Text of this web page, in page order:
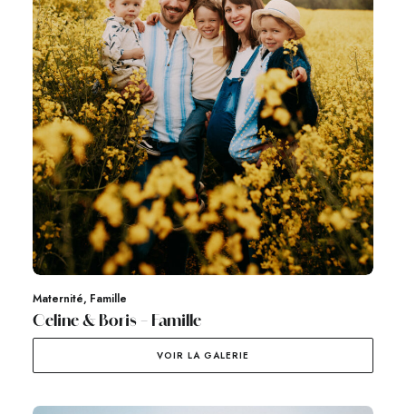
Maternité, Famille
Celine & Boris – Famille
VOIR LA GALERIE